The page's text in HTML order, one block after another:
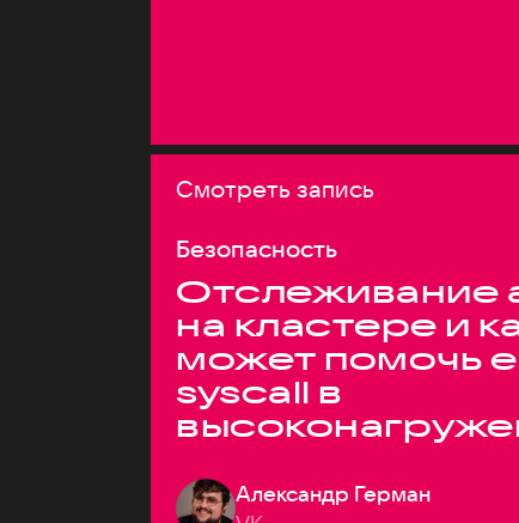
Смотреть запись
Безопасность
Отслеживание
на кластере и
может помочь
syscall в
Александр Герман